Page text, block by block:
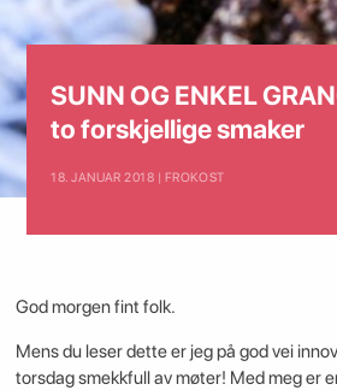
SUNN OG ENKEL
to forskjellige smaker
18. JANUAR 2018 | FROKOST
God morgen fint folk.
Mens du leser dette er jeg på god vei
torsdag smekkfull av møter! Med meg er